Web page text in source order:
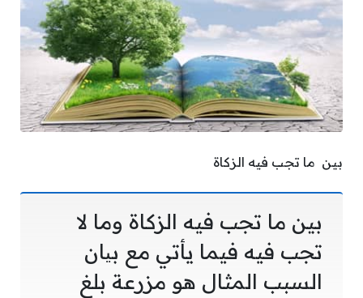
بين ما تجب فيه الزكاة
بين ما تجب فيه الزكاة وما لا
تجب فيه فيما يأتي مع بیان
السبب المثال هو مزرعة بلغ